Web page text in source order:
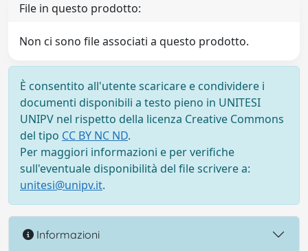
File in questo prodotto:
Non ci sono file associati a questo prodotto.
È consentito all'utente scaricare e condividere i
documenti disponibili a testo pieno in UNITESI
UNIPV nel rispetto della licenza Creative Commons
del tipo CC BY NC ND.
Per maggiori informazioni e per verifiche
sull'eventuale disponibilità del file scrivere a:
unitesi@unipv.it.
Informazioni